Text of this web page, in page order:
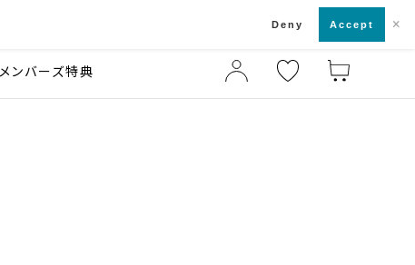
メンバーズ特典
Deny Accept ×